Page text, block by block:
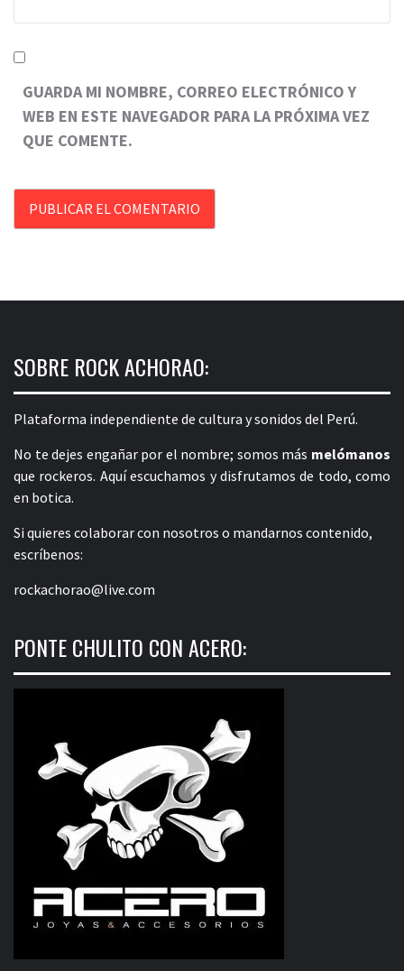
GUARDA MI NOMBRE, CORREO ELECTRÓNICO Y
WEB EN ESTE NAVEGADOR PARA LA PRÓXIMA VEZ
QUE COMENTE.
SOBRE ROCK ACHORAO:
Plataforma independiente de cultura y sonidos del Perú.
No te dejes engañar por el nombre; somos más melómanos
que rockeros. Aquí escuchamos y disfrutamos de todo, como
en botica.
Si quieres colaborar con nosotros o mandarnos contenido,
escríbenos:
rockachorao@live.com
PONTE CHULITO CON ACERO: